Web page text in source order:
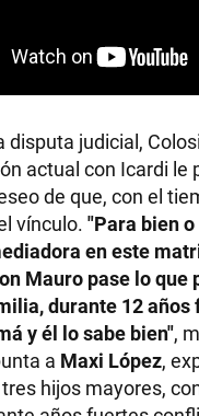
disputa judicial,
actual con Icardi le
de que, con el
vínculo. "Para bien
en este
Mauro pase lo que
durante 12 años
y él lo sabe bien",
a Maxi López,
hijos mayores,